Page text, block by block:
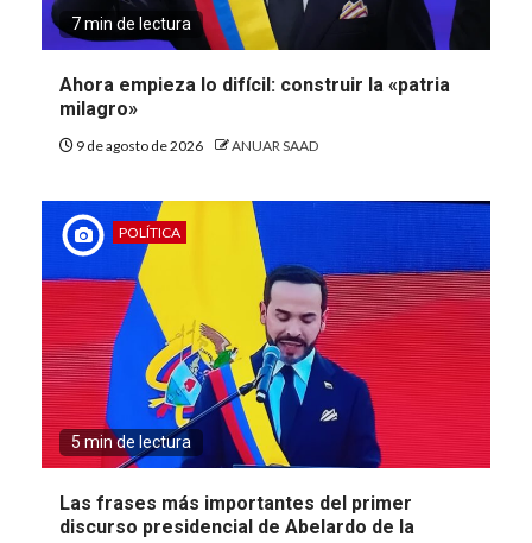
7 min de lectura
Ahora empieza lo difícil: construir la «patria
milagro»
9 de agosto de 2026 ANUAR SAAD
POLÍTICA
5 min de lectura
Las frases más importantes del primer
discurso presidencial de Abelardo de la